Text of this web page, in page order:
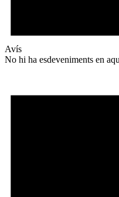
Avís
No hi ha esdeveniments en